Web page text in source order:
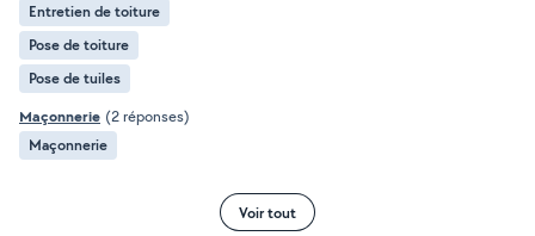
Entretien de toiture
Pose de toiture
Pose de tuiles
Maçonnerie (2 réponses)
Maçonnerie
Voir tout